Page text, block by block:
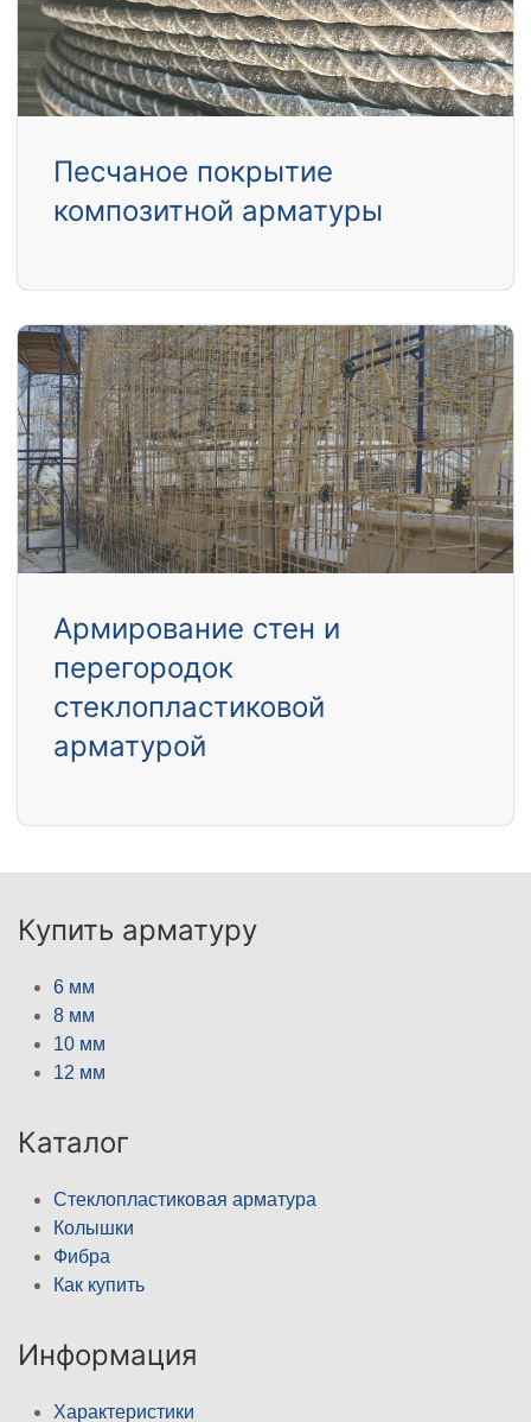
Песчаное покрытие
композитной арматуры
Армирование стен и
перегородок
стеклопластиковой
арматурой
Купить арматуру
6 мм
8 мм
10 мм
12 мм
Каталог
Стеклопластиковая арматура
Колышки
Фибра
Как купить
Информация
Характеристики